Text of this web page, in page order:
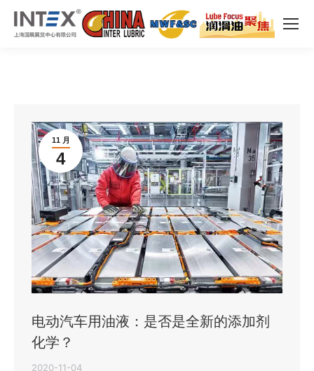
11 月
4
电动汽车用油液：是否是全新的添加剂
化学？
2020-11-04